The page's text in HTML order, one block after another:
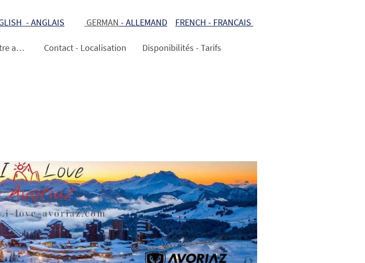
- ANGLAIS GERMAN - ALLEMAND FRENCH - FRANCAIS
Présentation de votre appartement Contact - Localisation
Disponibilités - Tarifs